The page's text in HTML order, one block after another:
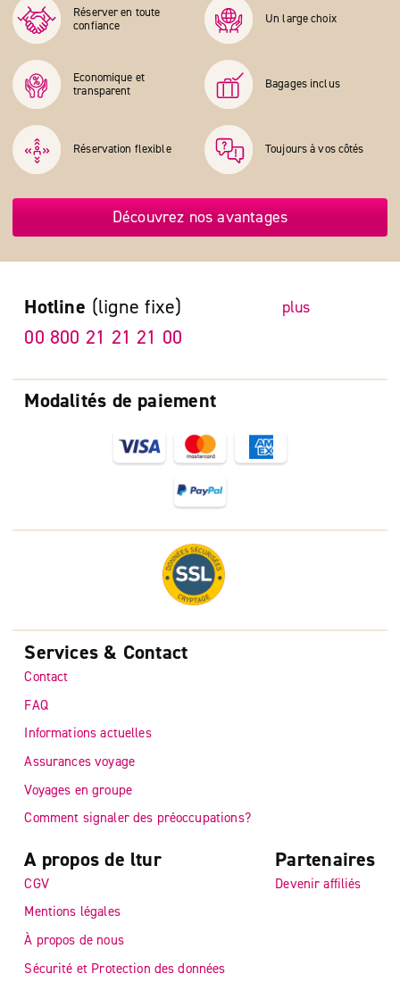
Réserver en toute
confiance
Un large choix
Economique et
transparent
Bagages inclus
Réservation flexible Toujours à vos côtés
Découvrez nos avantages
Modalités de paiement
Hotline (ligne fixe) plus
00 800 21 21 21 00
Services & Contact
Contact
FAQ
Informations actuelles
Assurances voyage
Voyages en groupe
Comment signaler des préoccupations?
A propos de ltur
CGV
Mentions légales
À propos de nous
Sécurité et Protection des données
Partenaires
Devenir affiliés